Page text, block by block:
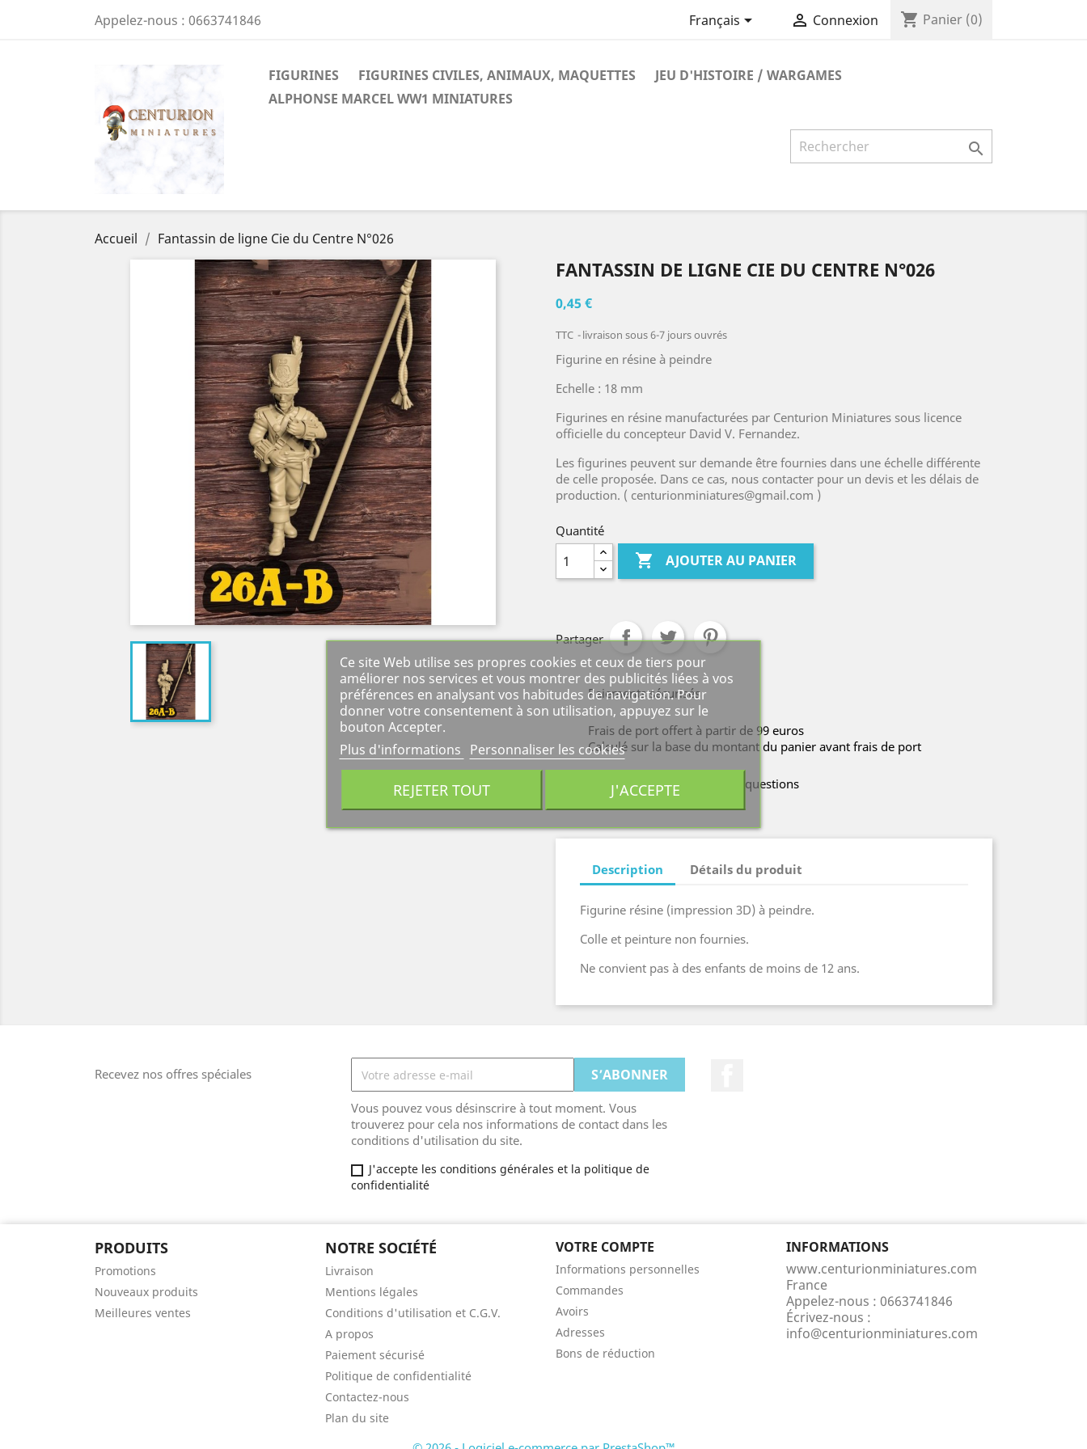
Appelez-nous : 0663741846 Français  Connexion shopping_cart Panier (0)
FIGURINES FIGURINES CIVILES, ANIMAUX, MAQUETTES
JEU D'HISTOIRE / WARGAMES
ALPHONSE MARCEL WW1 MINIATURES

Accueil Fantassin de ligne Cie du Centre N°026
FANTASSIN DE LIGNE CIE DU CENTRE N°026
0,45 €
TTC livraison sous 6-7 jours ouvrés
Figurine en résine à peindre
Echelle : 18 mm
Figurines en résine manufacturées par Centurion Miniatures sous licence
officielle du concepteur David V. Fernandez.
Les figurines peuvent sur demande être fournies dans une échelle différente
de celle proposée. Dans ce cas, nous contacter pour un devis et les délais de
production. ( centurionminiatures@gmail.com )
Quantité
 AJOUTER AU PANIER
Partager
Paiements sécurisés
Frais de port offert à partir de 99 euros
Calculé sur la base du montant du panier avant frais de port
Contactez-nous pour toutes questions
Description Détails du produit
Figurine résine (impression 3D) à peindre.
Colle et peinture non fournies.
Ne convient pas à des enfants de moins de 12 ans.
Recevez nos offres spéciales
Vous pouvez vous désinscrire à tout moment. Vous
trouverez pour cela nos informations de contact dans les
conditions d'utilisation du site.
J'accepte les conditions générales et la politique de
confidentialité
PRODUITS
Promotions
Nouveaux produits
Meilleures ventes
NOTRE SOCIÉTÉ
Livraison
Mentions légales
Conditions d'utilisation et C.G.V.
A propos
Paiement sécurisé
Politique de confidentialité
Contactez-nous
Plan du site
VOTRE COMPTE
Informations personnelles
Commandes
Avoirs
Adresses
Bons de réduction
INFORMATIONS
www.centurionminiatures.com
France
Appelez-nous : 0663741846
Écrivez-nous :
info@centurionminiatures.com
Ce site Web utilise ses propres cookies et ceux de tiers pour
améliorer nos services et vous montrer des publicités liées à vos
préférences en analysant vos habitudes de navigation. Pour
donner votre consentement à son utilisation, appuyez sur le
bouton Accepter.
Plus d'informations Personnaliser les cookies
REJETER TOUT J'ACCEPTE